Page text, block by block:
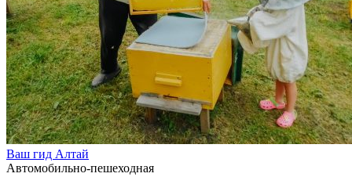
Ваш гид Алтай
Автомобильно-пешеходная